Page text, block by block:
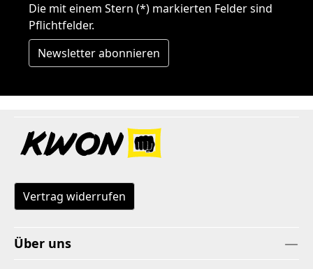
Die mit einem Stern (*) markierten Felder sind
Pflichtfelder.
Newsletter abonnieren
Vertrag widerrufen
Über uns